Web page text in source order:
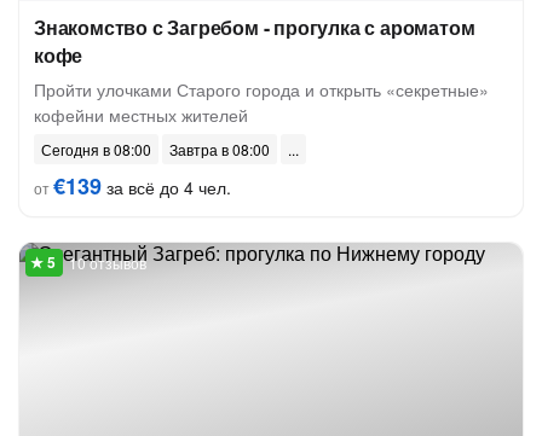
Знакомство с Загребом - прогулка с ароматом
кофе
Пройти улочками Старого города и открыть «секретные»
кофейни местных жителей
Сегодня в 08:00
Завтра в 08:00
от€139 за всё до 4 чел.
10 отзывов